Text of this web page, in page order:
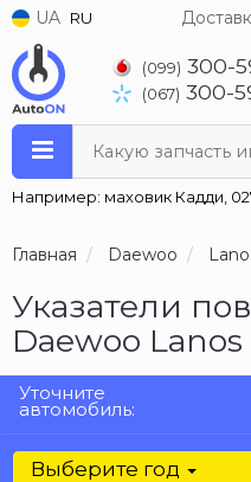
UA RU
(099) 300-
(067) 300-
Какую запчасть
Например: маховик Кадди,
Главная Daewoo
Указатели
Daewoo
Уточните
автомобиль:
Выберите год